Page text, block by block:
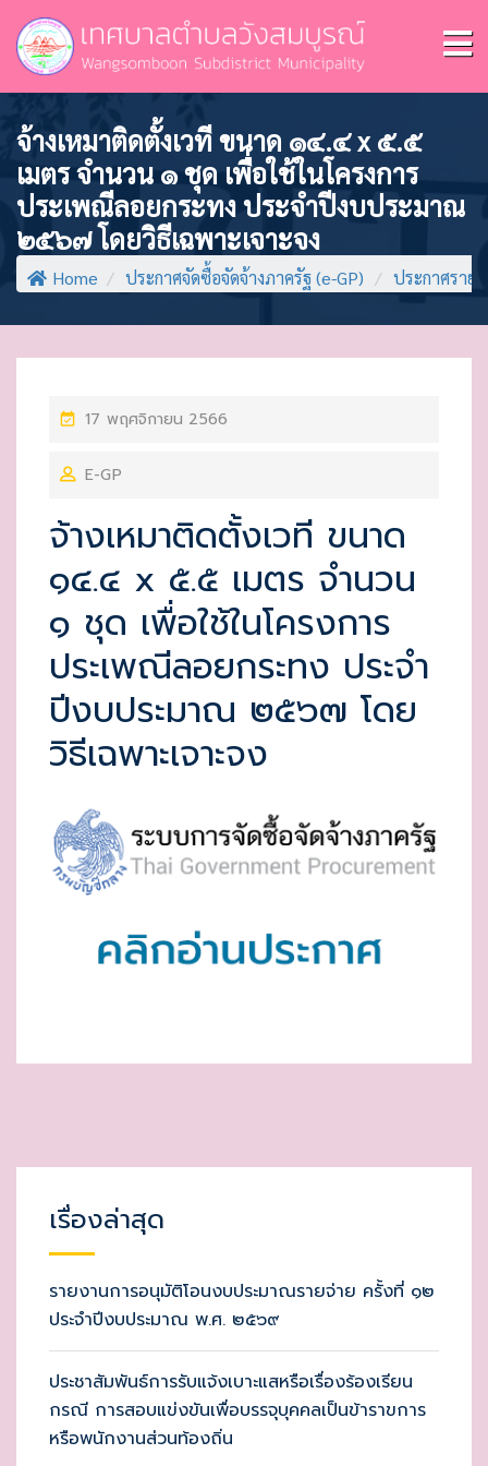
จ้างเหมาติดตั้งเวที ขนาด ๑๔.๔ x ๕.๕
เมตร จำนวน ๑ ชุด เพื่อใช้ในโครงการ
ประเพณีลอยกระทง ประจำปีงบประมาณ
๒๕๖๗ โดยวิธีเฉพาะเจาะจง
Home / ประกาศจัดซื้อจัดจ้างภาครัฐ (e-GP) / ประกาศราย
P
S
E
D
N
17 พฤศจิกายน 2566
E-GP
จ้างเหมาติดตั้งเวที ขนาด
๑๔.๔ x ๕.๕ เมตร จำนวน
๑ ชุด เพื่อใช้ในโครงการ
ประเพณีลอยกระทง ประจำ
ปีงบประมาณ ๒๕๖๗ โดย
วิธีเฉพาะเจาะจง
เรื่องล่าสุด
รายงานการอนุมัติโอนงบประมาณรายจ่าย ครั้งที่ ๑๒
ประจำปีงบประมาณ พ.ศ. ๒๕๖๙
ประชาสัมพันธ์การรับแจ้งเบาะแสหรือเรื่องร้องเรียน
กรณี การสอบแข่งขันเพื่อบรรจุบุคคลเป็นข้าราขการ
หรือพนักงานส่วนท้องถิ่น